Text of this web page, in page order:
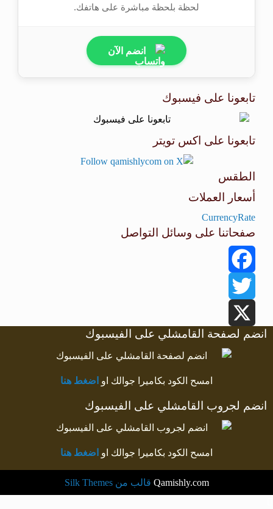
لحظة بلحظة مباشرة على هاتفك.
انضم الآن
تابعونا على فيسبوك
تابعونا على اكس تويتر
الطقس
أسعار العملات
CurrencyRate
صفحاتنا على وسائل التواصل
Facebook
Twitter
X
انضم لصفحة القامشلي على الفيسبوك
امسح الكود بكاميرا جوالك او اضغط هنا
انضم لجروب القامشلي على الفيسبوك
امسح الكود بكاميرا جوالك او اضغط هنا
Qamishly.com قالب من Silk Themes